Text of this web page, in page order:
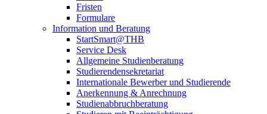
Fristen
Formulare
Information und Beratung
StartSmart@THB
Service Desk
Allgemeine Studienberatung
Studierendensekretariat
Internationale Bewerber und Studierende
Anerkennung & Anrechnung
Studienabbruchberatung